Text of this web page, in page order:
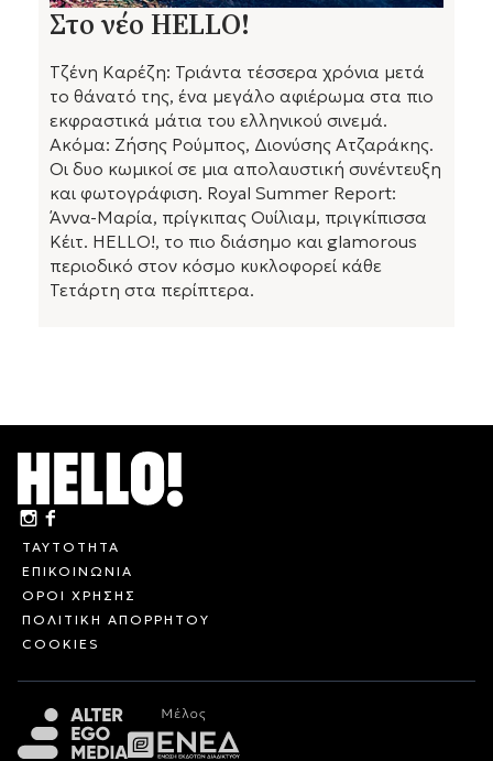
Στο νέο HELLO!
Τζένη Καρέζη: Τριάντα τέσσερα χρόνια μετά
το θάνατό της, ένα μεγάλο αφιέρωμα στα πιο
εκφραστικά μάτια του ελληνικού σινεμά.
Ακόμα: Ζήσης Ρούμπος, Διονύσης Ατζαράκης.
Οι δυο κωμικοί σε μια απολαυστική συνέντευξη
και φωτογράφιση. Royal Summer Report:
Άννα-Μαρία, πρίγκιπας Ουίλιαμ, πριγκίπισσα
Κέιτ. HELLO!, το πιο διάσημο και glamorous
περιοδικό στον κόσμο κυκλοφορεί κάθε
Τετάρτη στα περίπτερα.
ΤΑΥΤΟΤΗΤΑ
ΕΠΙΚΟΙΝΩΝΙΑ
ΟΡΟΙ ΧΡΗΣΗΣ
ΠΟΛΙΤΙΚΗ ΑΠΟΡΡΗΤΟΥ
COOKIES